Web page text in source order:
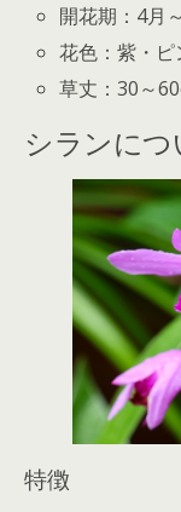
開花期：4月
花色：紫・ピ
草丈：30～
シランにつ
特徴